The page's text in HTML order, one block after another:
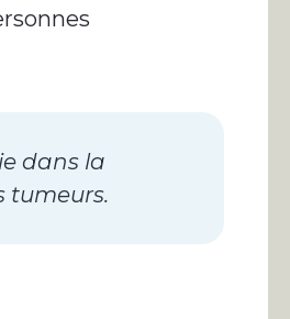
dans la
tumeurs.